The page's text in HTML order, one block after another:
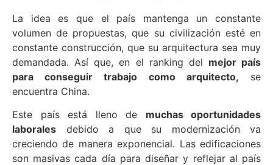
La idea es que el país mantenga un constante
volumen de propuestas, que su civilización esté en
constante construcción, que su arquitectura sea muy
demandada. Así que, en el ranking del mejor país
para conseguir trabajo como arquitecto, se
encuentra China.
Este país está lleno de muchas oportunidades
laborales debido a que su modernización va
creciendo de manera exponencial. Las edificaciones
son masivas cada día para diseñar y reflejar al país